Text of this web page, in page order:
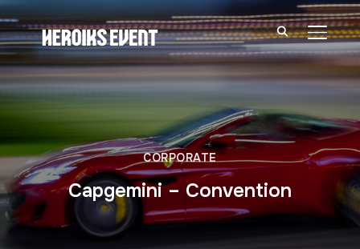
CORPORATE
Capgemini – Convention